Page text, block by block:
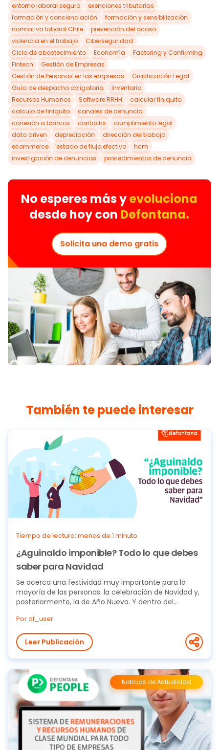
entorno laboral seguro
exenciones tributarias
formación y concienciación
formación y sensibilización
normativa laboral Chile
prevención del acoso
violencia en el trabajo
Ciberseguridad
Ciclo de abastecimiento
Economía
Factoring y Confirming
Fintech
Gestión de Empresas
Gestión de Personas en las empresas
Gratificación Legal
Guía de despacho obligatoria
Inventario
Recursos Humanos
Software RRHH
calcular finiquito
calculo de finiquito
canales de denuncia
conexión a bancos
contador
cumplimiento legal
data driven
depreciación
dirección del trabajo
ecommerce
estado de flujo efectivo
hcm
investigación de denuncias
procedimientos de denuncia
No esperes más yevoluciona
desde hoy con Defontana.
Solicita una demo gratis
También te puede interesar
Tiempo de lectura: menos de 1 minuto
¿Aguinaldo imponible? Todo lo que debes
saber para Navidad
Se acerca una festividad muy importante para la
mayoría de las personas: la celebración de Navidad y,
posteriormente, la de Año Nuevo. Y dentro del...
Por df_user
Leer Publicación
Noticias de Actualidad